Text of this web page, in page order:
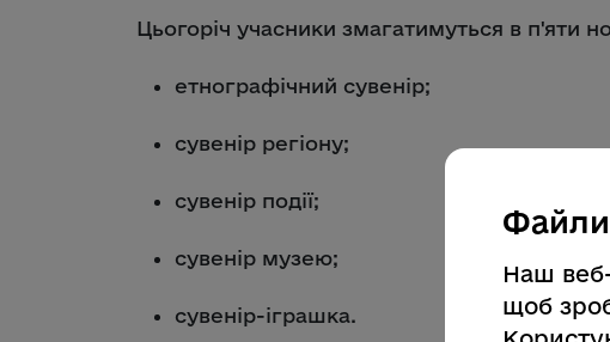
Цьогоріч учасники змагатимуться в п'яти
етнографічний сувенір;
сувенір регіону;
сувенір події;
сувенір музею;
сувенір-іграшка.
Наш
щоб